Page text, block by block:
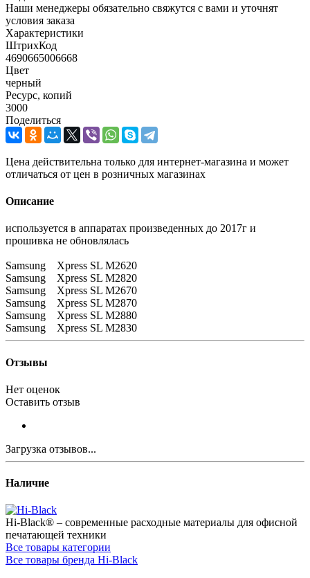
Наши менеджеры обязательно свяжутся с вами и уточнят
условия заказа
Характеристики
ШтрихКод
4690665006668
Цвет
черный
Ресурс, копий
3000
Поделиться
Цена действительна только для интернет-магазина и может
отличаться от цен в розничных магазинах
Описание
используется в аппаратах произведенных до 2017г и
прошивка не обновлялась
Samsung Xpress SL M2620
Samsung Xpress SL M2820
Samsung Xpress SL M2670
Samsung Xpress SL M2870
Samsung Xpress SL M2880
Samsung Xpress SL M2830
Отзывы
Нет оценок
Оставить отзыв
Загрузка отзывов...
Наличие
Hi-Black® – современные расходные материалы для офисной
печатающей техники
Все товары категории
Все товары бренда Hi-Black